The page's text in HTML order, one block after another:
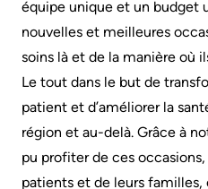
équipe unique et un budget
nouvelles et meilleures
soins là et de la manière où
Le tout dans le but de
patient et d’améliorer la
région et au-delà. Grâce à
pu profiter de ces
patients et de leurs familles,